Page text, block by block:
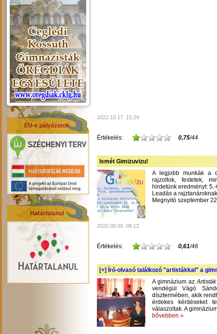
EU-s pályázatok
Határtalanul
2022.10.17. 15:24
Értékelés: 0,75/44
Ismét Gimizuvizu!
A legjobb munkák a
rajzoltok, festetek,
hirdetünk eredményt:
Leadás a
Megnyitó szeptember
2020.09.09. 08:12
Értékelés: 0,61/46
[+] Író-olvasó találkozó "artistákkal" a
A gimnázium az
vendégül Vágó
dísztermében, akik
érdekes kérdéseket
válaszoltak. A
bővebben »